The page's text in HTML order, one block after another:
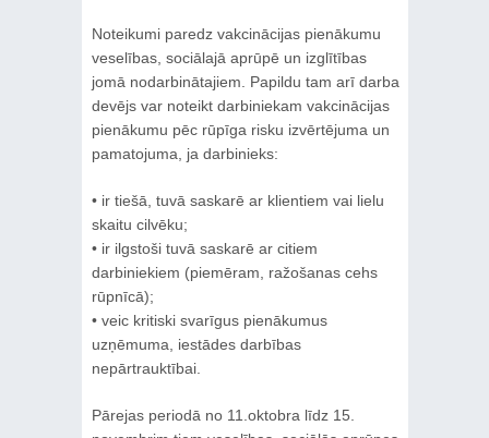
Noteikumi paredz vakcinācijas pienākumu
veselības, sociālajā aprūpē un izglītības
jomā nodarbinātajiem. Papildu tam arī darba
devējs var noteikt darbiniekam vakcinācijas
pienākumu pēc rūpīga risku izvērtējuma un
pamatojuma, ja darbinieks:
• ir tiešā, tuvā saskarē ar klientiem vai lielu
skaitu cilvēku;
• ir ilgstoši tuvā saskarē ar citiem
darbiniekiem (piemēram, ražošanas cehs
rūpnīcā);
• veic kritiski svarīgus pienākumus
uzņēmuma, iestādes darbības
nepārtrauktībai.
Pārejas periodā no 11.oktobra līdz 15.